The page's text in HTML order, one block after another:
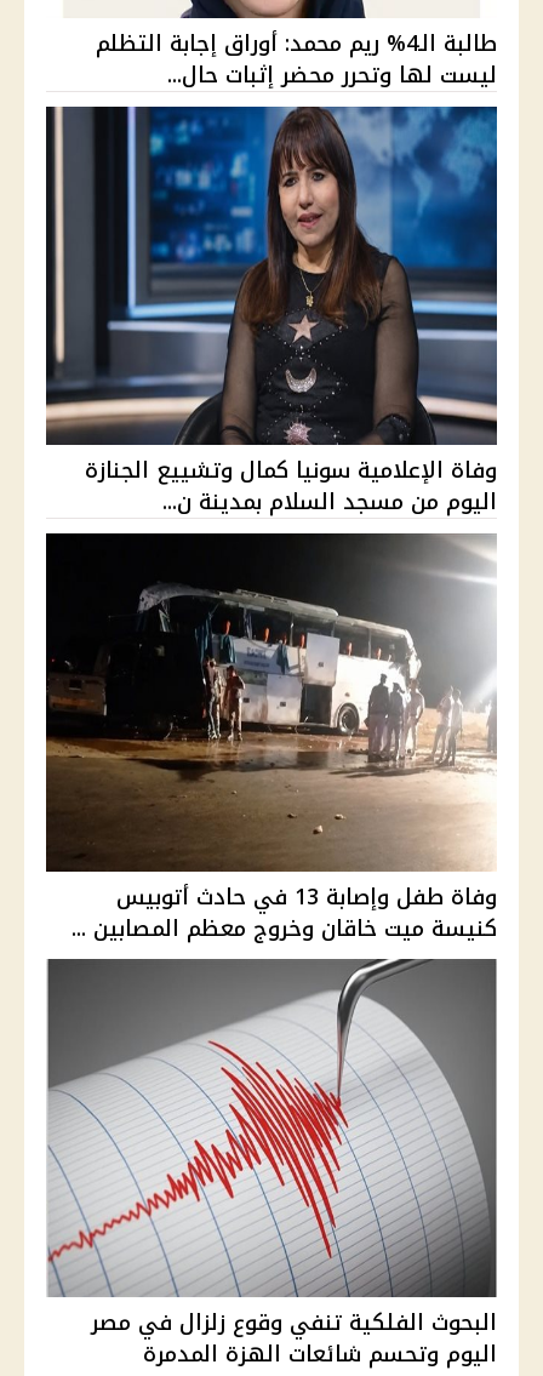
طالبة الـ4% ريم محمد: أوراق إجابة التظلم
ليست لها وتحرر محضر إثبات حال...
وفاة الإعلامية سونيا كمال وتشييع الجنازة
اليوم من مسجد السلام بمدينة ن...
وفاة طفل وإصابة 13 في حادث أتوبيس
كنيسة ميت خاقان وخروج معظم المصابين ...
البحوث الفلكية تنفي وقوع زلزال في مصر
اليوم وتحسم شائعات الهزة المدمرة